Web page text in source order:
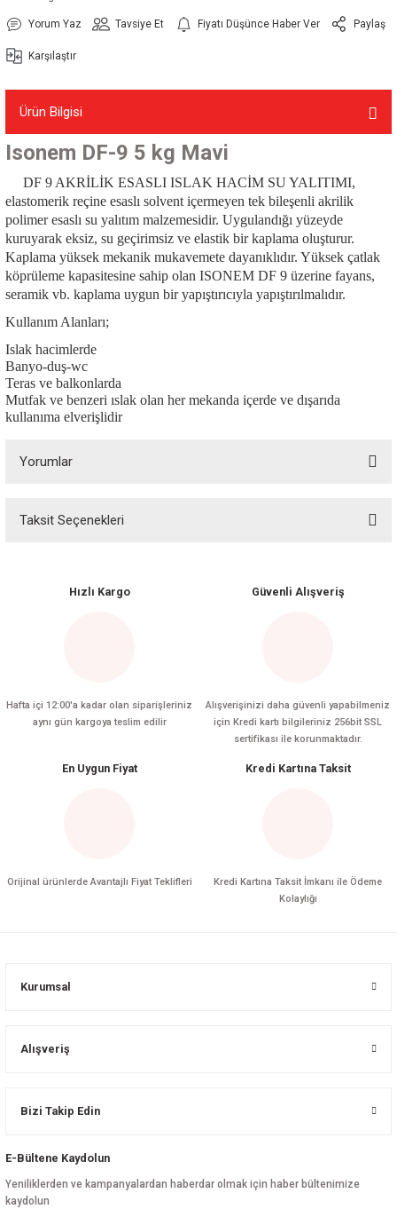
Yorum Yaz Tavsiye Et Fiyatı Düşünce Haber Ver Paylaş
Karşılaştır
Ürün Bilgisi
Isonem DF-9 5 kg Mavi
DF 9 AKRİLİK ESASLI ISLAK HACİM SU YALITIMI,
elastomerik reçine esaslı solvent içermeyen tek bileşenli akrilik
polimer esaslı su yalıtım malzemesidir. Uygulandığı yüzeyde
kuruyarak eksiz, su geçirimsiz ve elastik bir kaplama oluşturur.
Kaplama yüksek mekanik mukavemete dayanıklıdır. Yüksek çatlak
köprüleme kapasitesine sahip olan ISONEM DF 9 üzerine fayans,
seramik vb. kaplama uygun bir yapıştırıcıyla yapıştırılmalıdır.
Kullanım Alanları;
Islak hacimlerde
Banyo-duş-wc
Teras ve balkonlarda
Mutfak ve benzeri ıslak olan her mekanda içerde ve dışarıda
kullanıma elverişlidir
Yorumlar
Taksit Seçenekleri
Hızlı Kargo
Hafta içi 12:00'a kadar olan siparişleriniz
aynı gün kargoya teslim edilir
Güvenli Alışveriş
Alışverişinizi daha güvenli yapabilmeniz
için Kredi kartı bilgileriniz 256bit SSL
sertifikası ile korunmaktadır.
En Uygun Fiyat
Orijinal ürünlerde Avantajlı Fiyat Teklifleri
Kredi Kartına Taksit
Kredi Kartına Taksit İmkanı ile Ödeme
Kolaylığı
Kurumsal
Alışveriş
Bizi Takip Edin
E-Bültene Kaydolun
Yeniliklerden ve kampanyalardan haberdar olmak için haber bültenimize
kaydolun